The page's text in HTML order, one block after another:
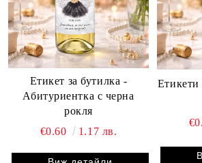
Етикет за бутилка -
Абитуриентка с черна
рокля
€0.60
1.17 лв.
Етикети